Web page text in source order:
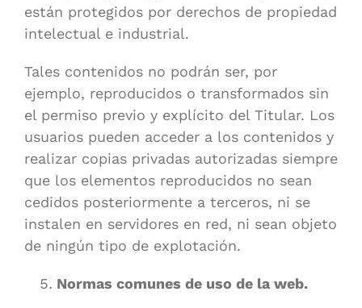
están protegidos por derechos de propiedad
intelectual e industrial.
Tales contenidos no podrán ser, por
ejemplo, reproducidos o transformados sin
el permiso previo y explícito del Titular. Los
usuarios pueden acceder a los contenidos y
realizar copias privadas autorizadas siempre
que los elementos reproducidos no sean
cedidos posteriormente a terceros, ni se
instalen en servidores en red, ni sean objeto
de ningún tipo de explotación.
Normas comunes de uso de la web.